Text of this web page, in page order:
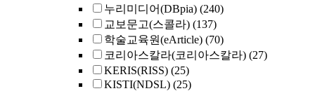
누리미디어(DBpia) (240)
교보문고(스콜라) (137)
학술교육원(eArticle) (70)
코리아스칼라(코리아스칼라) (27)
KERIS(RISS) (25)
KISTI(NDSL) (25)